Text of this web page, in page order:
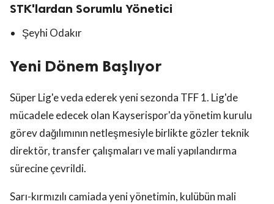
STK'lardan Sorumlu Yönetici
Şeyhi Odakır
Yeni Dönem Başlıyor
Süper Lig'e veda ederek yeni sezonda TFF 1. Lig'de
mücadele edecek olan Kayserispor'da yönetim kurulu
görev dağılımının netleşmesiyle birlikte gözler teknik
direktör, transfer çalışmaları ve mali yapılandırma
sürecine çevrildi.
Sarı-kırmızılı camiada yeni yönetimin, kulübün mali